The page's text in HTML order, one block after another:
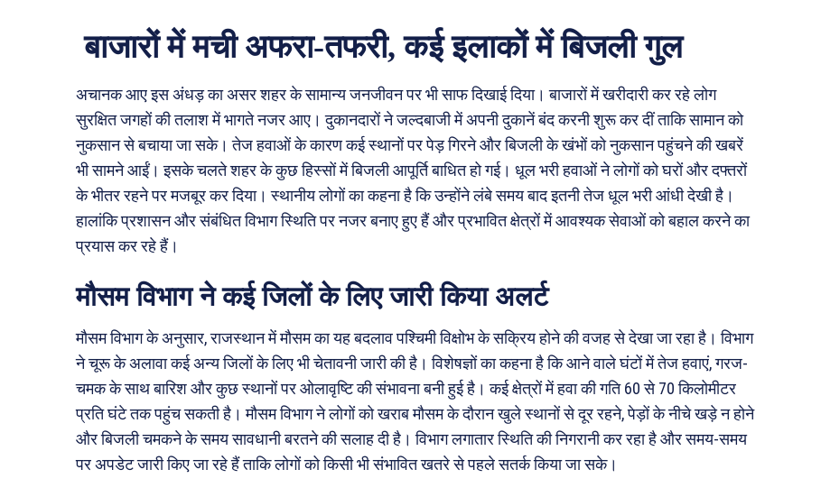
बाजारों में मची अफरा-तफरी, कई इलाकों में बिजली गुल
अचानक आए इस अंधड़ का असर शहर के सामान्य जनजीवन पर भी साफ दिखाई दिया। बाजारों में खरीदारी कर रहे लोग
सुरक्षित जगहों की तलाश में भागते नजर आए। दुकानदारों ने जल्दबाजी में अपनी दुकानें बंद करनी शुरू कर दीं ताकि सामान को
नुकसान से बचाया जा सके। तेज हवाओं के कारण कई स्थानों पर पेड़ गिरने और बिजली के खंभों को नुकसान पहुंचने की खबरें
भी सामने आईं। इसके चलते शहर के कुछ हिस्सों में बिजली आपूर्ति बाधित हो गई। धूल भरी हवाओं ने लोगों को घरों और दफ्तरों
के भीतर रहने पर मजबूर कर दिया। स्थानीय लोगों का कहना है कि उन्होंने लंबे समय बाद इतनी तेज धूल भरी आंधी देखी है।
हालांकि प्रशासन और संबंधित विभाग स्थिति पर नजर बनाए हुए हैं और प्रभावित क्षेत्रों में आवश्यक सेवाओं को बहाल करने का
प्रयास कर रहे हैं।
मौसम विभाग ने कई जिलों के लिए जारी किया अलर्ट
मौसम विभाग के अनुसार, राजस्थान में मौसम का यह बदलाव पश्चिमी विक्षोभ के सक्रिय होने की वजह से देखा जा रहा है। विभाग
ने चूरू के अलावा कई अन्य जिलों के लिए भी चेतावनी जारी की है। विशेषज्ञों का कहना है कि आने वाले घंटों में तेज हवाएं, गरज-
चमक के साथ बारिश और कुछ स्थानों पर ओलावृष्टि की संभावना बनी हुई है। कई क्षेत्रों में हवा की गति 60 से 70 किलोमीटर
प्रति घंटे तक पहुंच सकती है। मौसम विभाग ने लोगों को खराब मौसम के दौरान खुले स्थानों से दूर रहने, पेड़ों के नीचे खड़े न होने
और बिजली चमकने के समय सावधानी बरतने की सलाह दी है। विभाग लगातार स्थिति की निगरानी कर रहा है और समय-समय
पर अपडेट जारी किए जा रहे हैं ताकि लोगों को किसी भी संभावित खतरे से पहले सतर्क किया जा सके।